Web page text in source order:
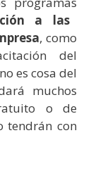
a las
, como
del
es cosa del
muchos
o de
tendrán con